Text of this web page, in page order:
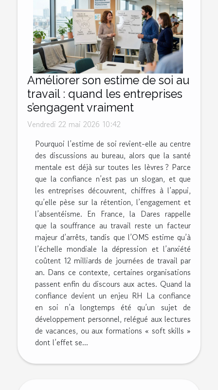
Améliorer son estime de soi au
travail : quand les entreprises
s’engagent vraiment
Vendredi 22 mai 2026 10:42
Pourquoi l’estime de soi revient-elle au centre
des discussions au bureau, alors que la santé
mentale est déjà sur toutes les lèvres ? Parce
que la confiance n’est pas un slogan, et que
les entreprises découvrent, chiffres à l’appui,
qu’elle pèse sur la rétention, l’engagement et
l’absentéisme. En France, la Dares rappelle
que la souffrance au travail reste un facteur
majeur d’arrêts, tandis que l’OMS estime qu’à
l’échelle mondiale la dépression et l’anxiété
coûtent 12 milliards de journées de travail par
an. Dans ce contexte, certaines organisations
passent enfin du discours aux actes. Quand la
confiance devient un enjeu RH La confiance
en soi n’a longtemps été qu’un sujet de
développement personnel, relégué aux lectures
de vacances, ou aux formations « soft skills »
dont l’effet se...